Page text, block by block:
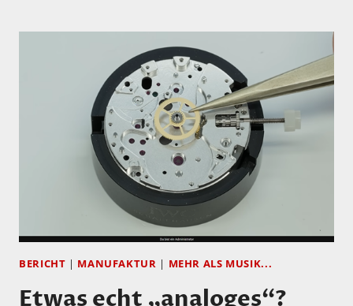
BERICHT | MANUFAKTUR | MEHR ALS MUSIK...
Etwas echt „analoges“?